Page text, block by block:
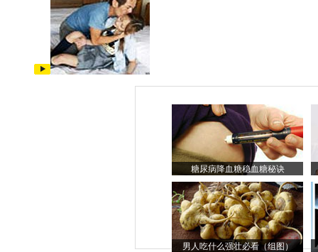
糖尿病降血糖稳血糖秘诀
男人吃什么强壮必看（组图）